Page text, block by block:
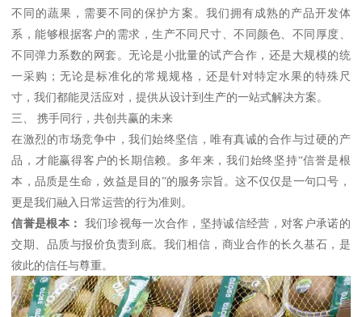
不同的蔬果，需要不同的保护方案。我们拥有成熟的产品开发体
系，能够根据客户的需求，生产不同尺寸、不同颜色、不同厚度、
不同弹力系数的网套。无论是小批量的试产合作，还是大规模的统
一采购；无论是标准化的常规规格，还是针对特定水果的特殊尺
寸，我们都能灵活应对，提供从设计到生产的一站式解决方案。
三、 携手同行，共创共赢的未来
在激烈的市场竞争中，我们始终坚信，唯有真诚的合作与过硬的产
品，才能赢得客户的长期信赖。多年来，我们始终坚持“信誉是根
本，品质是生命，效益是目的”的服务宗旨。这不仅仅是一句口号，
更是我们融入日常运营的行为准则。
信誉是根本：
我们珍视每一次合作，坚持诚信经营，对客户承诺的
交期、品质与报价负责到底。我们相信，商业合作的长久基石，是
彼此的信任与尊重。